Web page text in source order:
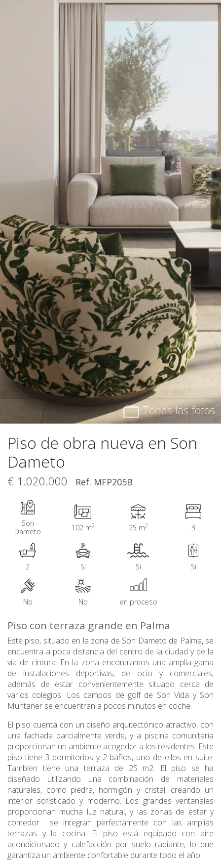
Todas las fotos
Piso de obra nueva en Son
Dameto
€ 1.020.000 Ref. MFP205B
Son
Dameto
102 m2 25 m2 3
2 Si Si Si
No No en proceso
Piso con terraza grande en Palma
Este piso, situado en la zona de Son Dameto de Palma, se
encuentra a poca distancia del centro de la ciudad y de la
via de cintura. En la zona encontramos una amplia gama
de instalaciones deportivas, de ocio y comerciales,
además de estar convenientemente situado cerca de
varios colegios. Los campos de golf de Son Vida y Son
Muntaner se encuentran a pocos minutos en coche.
El piso cuenta con un diseño arquitectónico atractivo, con
una fachada parcialmente verde, y a piscina comunitaria
proporcionan un ambiente acogedor a los residentes. Este
piso tiene 3 dormitorios y 2 baños, uno de ellos en suite.
Tambien tiene una terraza de 25 m2. El piso se ha
diseñado utilizando una combinación de materiales
naturales, como piedra, hormigón y cristal, creando un
interior sofisticado y moderno. Los grandes ventanales
proporcionan mucha luz natural, y las zonas de estar y
comedor se integran perfectamente con las amplias
terrazas y la cocina. El piso está equipado con aire
acondicionado y calefacción por suelo radiante, lo que
garantiza un ambiente confortable durante todo el año.